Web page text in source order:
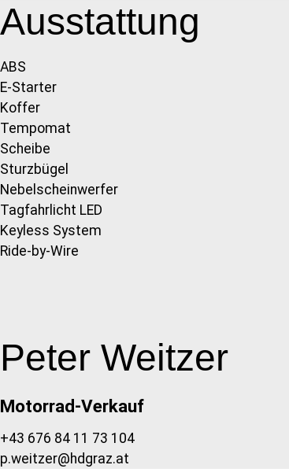
Ausstattung
ABS
E-Starter
Koffer
Tempomat
Scheibe
Sturzbügel
Nebelscheinwerfer
Tagfahrlicht LED
Keyless System
Ride-by-Wire
Peter Weitzer
Motorrad-Verkauf
+43 676 84 11 73 104
p.weitzer@hdgraz.at